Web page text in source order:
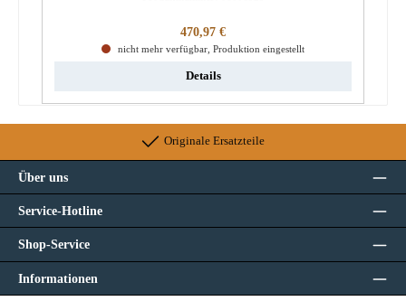
Regulärer Preis:
470,97 €
nicht mehr verfügbar, Produktion eingestellt
Details
Originale Ersatzteile
Über uns
Service-Hotline
Shop-Service
Informationen